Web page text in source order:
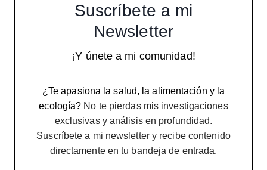
Suscríbete a mi
Newsletter
¡Y únete a mi comunidad!
¿Te apasiona la salud, la alimentación y la
ecología? No te pierdas mis investigaciones
exclusivas y análisis en profundidad.
Suscríbete a mi newsletter y recibe contenido
directamente en tu bandeja de entrada.